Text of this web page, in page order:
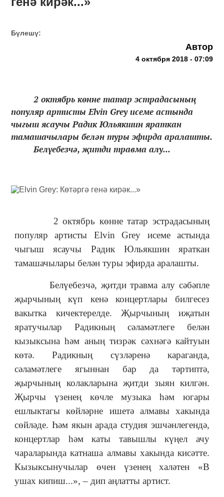
Бүлешү:
Автор
4 октября 2018 - 07:09
2 октябрь көнне татар эстрадасының
популяр артисты Elvin Grey исеме астында
чыгыш ясаучы Радик Юльякшин яраткан
тамашачылары белән туры эфирда аралашты.
Белүебезчә, җитди травма алу...
2 октябрь көнне татар эстрадасының
популяр артисты Elvin Grey исеме астында
чыгыш ясаучы Радик Юльякшин яраткан
тамашачылары белән туры эфирда аралашты.
Белүебезчә, җитди травма алу сәбәпле
җырчының күп кенә концертлары билгесез
вакытка кичектерелде. Җырчының иҗатын
яратучылар Радикның сәламәтлеге белән
кызыксына һәм аның тизрәк сәхнәгә кайтуын
көтә. Радикның сүзләренә караганда,
сәламәтлеге ягыннан бар да тәртиптә,
җырчының колакларына җитди зыян килгән.
Җырчы үзенең көчле музыка һәм югары
ешлыктагы көйләрне ишетә алмавы хакында
сөйләде. Һәм якын арада студия эшчәнлегендә,
концертлар һәм каты тавышлы күңел ачу
чараларында катнаша алмавы хакында кисәтте.
Кызыксынучылар өчен үзенең халәтен «В
ушах кипиш...», – дип аңлатты артист.